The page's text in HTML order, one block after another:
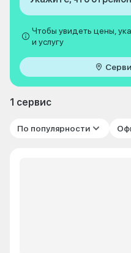
Чтобы увидеть цены,
и услугу
1 сервис
По популярности